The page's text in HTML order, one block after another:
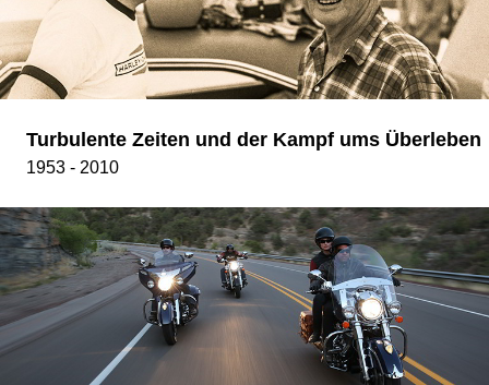
Turbulente Zeiten und der Kampf ums Überleben
1953 - 2010